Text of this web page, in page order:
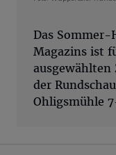
Das Sommer-
Magazins ist
der
Ohligsmühle